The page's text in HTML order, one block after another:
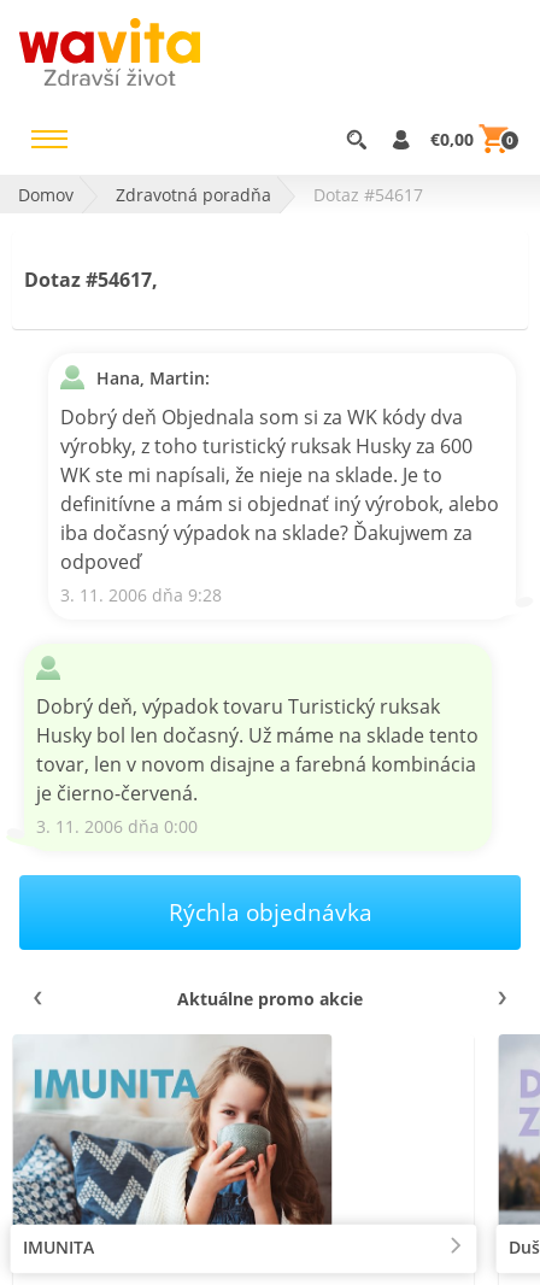
€0,00 0
Domov Zdravotná poradňa Dotaz #54617
Dotaz #54617,
Hana, Martin:
Dobrý deň Objednala som si za WK kódy dva
výrobky, z toho turistický ruksak Husky za 600
WK ste mi napísali, že nieje na sklade. Je to
definitívne a mám si objednať iný výrobok, alebo
iba dočasný výpadok na sklade? Ďakujwem za
odpoveď
3. 11. 2006 dňa 9:28
Dobrý deň, výpadok tovaru Turistický ruksak
Husky bol len dočasný. Už máme na sklade tento
tovar, len v novom disajne a farebná kombinácia
je čierno-červená.
3. 11. 2006 dňa 0:00
Rýchla objednávka
Aktuálne promo akcie
IMUNITA